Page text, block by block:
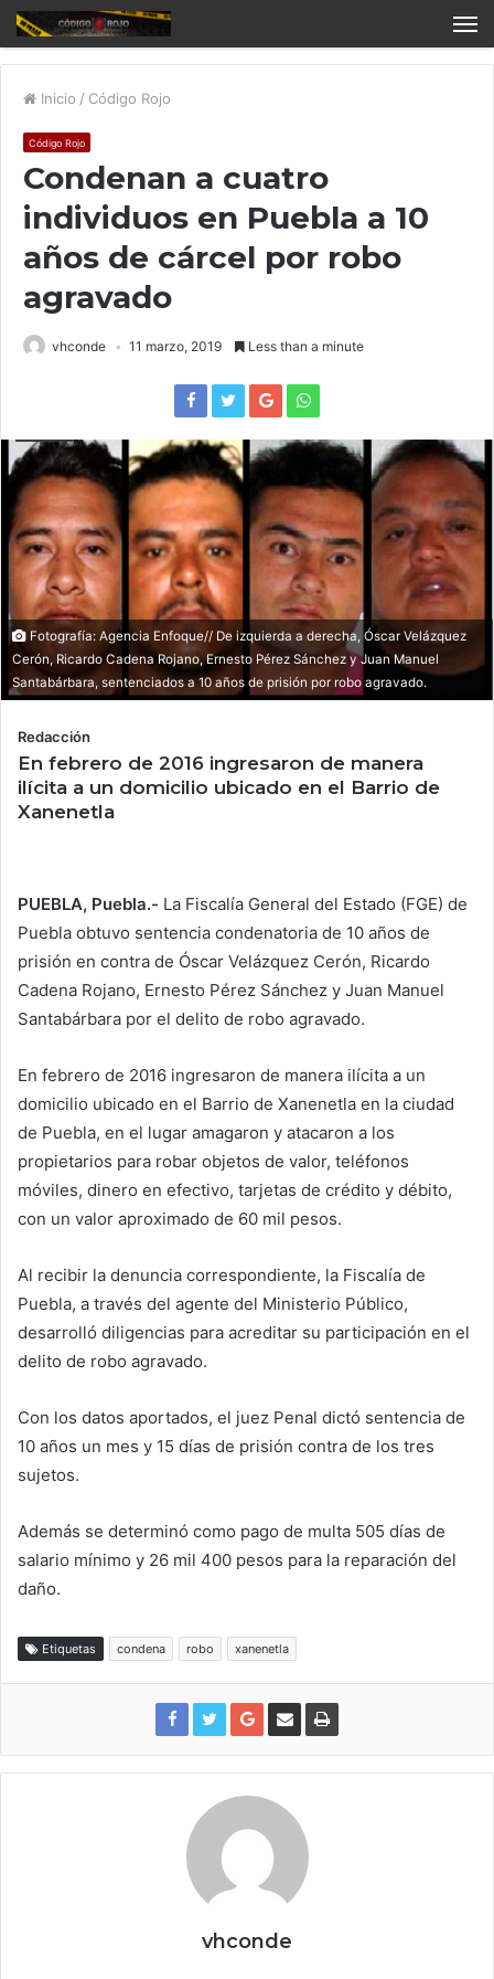
Inicio / Código Rojo
Código Rojo
Condenan a cuatro
individuos en Puebla a 10
años de cárcel por robo
agravado
vhconde 11 marzo, 2019 Less than a minute
Fotografía: Agencia Enfoque// De izquierda a derecha, Óscar Velázquez
Cerón, Ricardo Cadena Rojano, Ernesto Pérez Sánchez y Juan Manuel
Santabárbara, sentenciados a 10 años de prisión por robo agravado.
Redacción
En febrero de 2016 ingresaron de manera
ilícita a un domicilio ubicado en el Barrio de
Xanenetla
PUEBLA, Puebla.- La Fiscalía General del Estado (FGE) de
Puebla obtuvo sentencia condenatoria de 10 años de
prisión en contra de Óscar Velázquez Cerón, Ricardo
Cadena Rojano, Ernesto Pérez Sánchez y Juan Manuel
Santabárbara por el delito de robo agravado.
En febrero de 2016 ingresaron de manera ilícita a un
domicilio ubicado en el Barrio de Xanenetla en la ciudad
de Puebla, en el lugar amagaron y atacaron a los
propietarios para robar objetos de valor, teléfonos
móviles, dinero en efectivo, tarjetas de crédito y débito,
con un valor aproximado de 60 mil pesos.
Al recibir la denuncia correspondiente, la Fiscalía de
Puebla, a través del agente del Ministerio Público,
desarrolló diligencias para acreditar su participación en el
delito de robo agravado.
Con los datos aportados, el juez Penal dictó sentencia de
10 años un mes y 15 días de prisión contra de los tres
sujetos.
Además se determinó como pago de multa 505 días de
salario mínimo y 26 mil 400 pesos para la reparación del
daño.
Etiquetas condena robo xanenetla
vhconde